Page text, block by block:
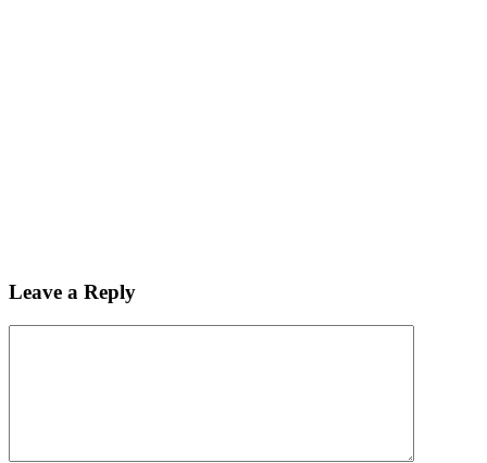
Leave a Reply